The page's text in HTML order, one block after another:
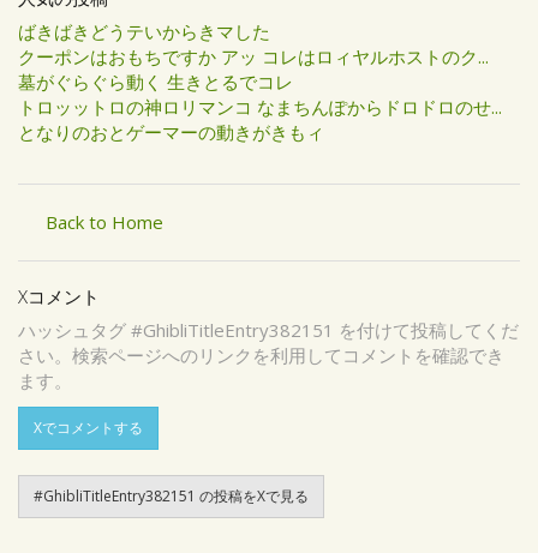
ばきばきどうテいからきマした
クーポンはおもちですか アッ コレはロィヤルホストのク...
墓がぐらぐら動く 生きとるでコレ
トロッットロの神ロリマンコ なまちんぽからドロドロのせ...
となりのおとゲーマーの動きがきもィ
Back to Home
Xコメント
ハッシュタグ #GhibliTitleEntry382151 を付けて投稿してくだ
さい。検索ページへのリンクを利用してコメントを確認でき
ます。
Xでコメントする
#GhibliTitleEntry382151 の投稿をXで見る